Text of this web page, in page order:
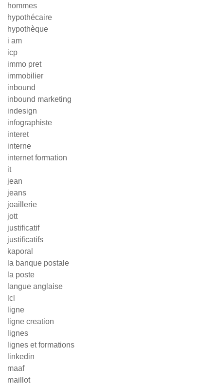
hommes
hypothécaire
hypothèque
i am
icp
immo pret
immobilier
inbound
inbound marketing
indesign
infographiste
interet
interne
internet formation
it
jean
jeans
joaillerie
jott
justificatif
justificatifs
kaporal
la banque postale
la poste
langue anglaise
lcl
ligne
ligne creation
lignes
lignes et formations
linkedin
maaf
maillot